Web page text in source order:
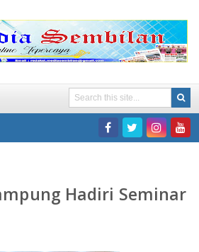
Hadiri Seminar